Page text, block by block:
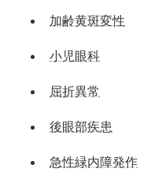
加齢黄斑変性
小児眼科
屈折異常
後眼部疾患
急性緑内障発作